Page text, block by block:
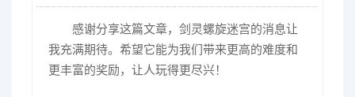
感谢分享这篇文章，剑灵螺旋迷宫的消息让
我充满期待。希望它能为我们带来更高的难度和
更丰富的奖励，让人玩得更尽兴！